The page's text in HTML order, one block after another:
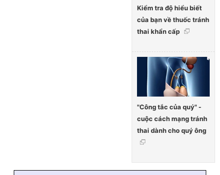
Kiểm tra độ hiểu biết
của bạn về thuốc tránh
thai khẩn cấp
"Công tắc của quý" -
cuộc cách mạng tránh
thai dành cho quý ông